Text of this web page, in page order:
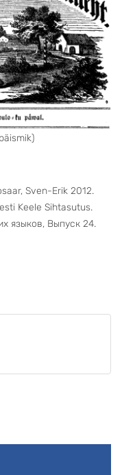
Sven-Erik 2012.
Keele Sihtasutus.
языков, Выпуск 24.